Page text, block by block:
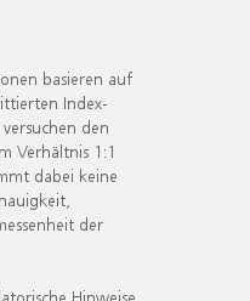
basieren auf
Index-
den
Verhältnis 1:1
dabei keine
der